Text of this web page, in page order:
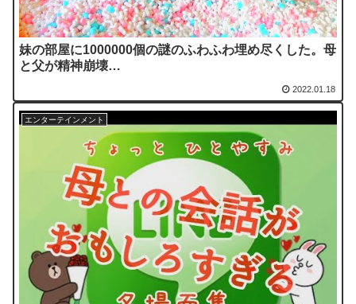
妹の部屋に1000000個の謎のふわふわ埋め尽くした。母
と父が精神崩壊…
2022.01.18
エンターテインメント